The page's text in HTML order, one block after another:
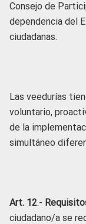
Consejo de
dependencia del
ciudadanas.
Las veedurías
voluntario,
de la
simultáneo
Art. 12.-
ciudadano/a se